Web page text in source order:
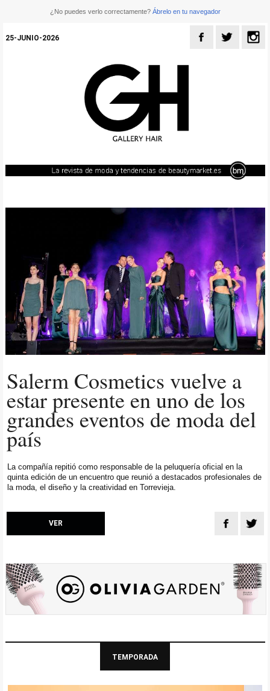
¿No puedes verlo correctamente? Ábrelo en tu navegador
25-JUNIO-2026
Salerm Cosmetics vuelve a
estar presente en uno de los
grandes eventos de moda del
país
La compañía repitió como responsable de la peluquería oficial en la
quinta edición de un encuentro que reunió a destacados profesionales de
la moda, el diseño y la creatividad en Torrevieja.
VER
TEMPORADA